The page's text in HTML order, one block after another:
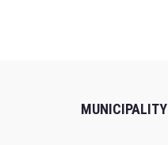
MUNICIPALITY